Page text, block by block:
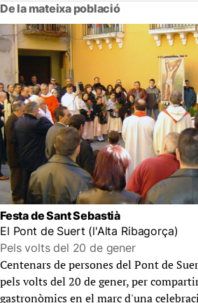
De la mateixa població
Festa de Sant Sebastià
El Pont de Suert (l'Alta Ribagorça)
Pels volts del 20 de gener
Centenars de persones del Pont de
pels volts del 20 de gener, per
gastronòmics en el marc d'una